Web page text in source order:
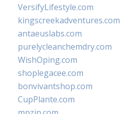
VersifyLifestyle.com
kingscreekadventures.com
antaeuslabs.com
purelycleanchemdry.com
WishOping.com
shoplegacee.com
bonvivantshop.com
CupPlante.com